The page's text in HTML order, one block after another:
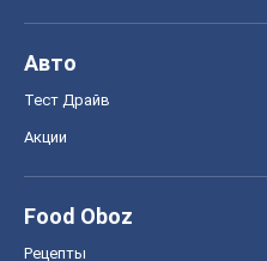
Авто
Тест Драйв
Акции
Food Oboz
Рецепты